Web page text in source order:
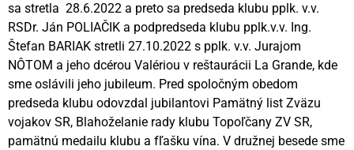
sa stretla 28.6.2022 a preto sa predseda klubu pplk. v.v.
RSDr. Ján POLIAČIK a podpredseda klubu pplk.v.v. Ing.
Štefan BARIAK stretli 27.10.2022 s pplk. v.v. Jurajom
NÔTOM a jeho dcérou Valériou v reštaurácii La Grande, kde
sme oslávili jeho jubileum. Pred spoločným obedom
predseda klubu odovzdal jubilantovi Pamätný list Zväzu
vojakov SR, Blahoželanie rady klubu Topoľčany ZV SR,
pamätnú medailu klubu a fľašku vína. V družnej besede sme